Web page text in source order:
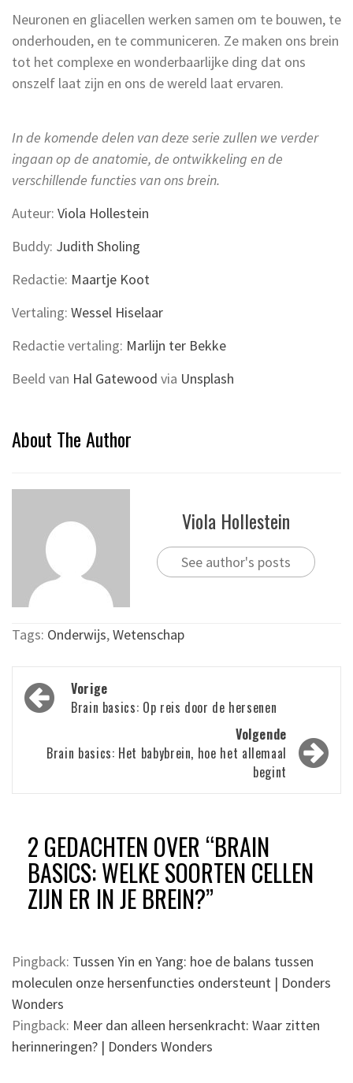
Neuronen en gliacellen werken samen om te bouwen, te
onderhouden, en te communiceren. Ze maken ons brein
tot het complexe en wonderbaarlijke ding dat ons
onszelf laat zijn en ons de wereld laat ervaren.
In de komende delen van deze serie zullen we verder
ingaan op de anatomie, de ontwikkeling en de
verschillende functies van ons brein.
Auteur: Viola Hollestein
Buddy: Judith Sholing
Redactie: Maartje Koot
Vertaling: Wessel Hiselaar
Redactie vertaling: Marlijn ter Bekke
Beeld van Hal Gatewood via Unsplash
About The Author
Viola Hollestein
See author's posts
Tags: Onderwijs,Wetenschap
Bericht
navigatie
Vorige
Brain basics: Op reis door de hersenen
Volgende
Brain basics: Het babybrein, hoe het allemaal
begint
2 GEDACHTEN OVER “BRAIN
BASICS: WELKE SOORTEN CELLEN
ZIJN ER IN JE BREIN?”
Pingback: Tussen Yin en Yang: hoe de balans tussen
moleculen onze hersenfuncties ondersteunt | Donders
Wonders
Pingback: Meer dan alleen hersenkracht: Waar zitten
herinneringen? | Donders Wonders